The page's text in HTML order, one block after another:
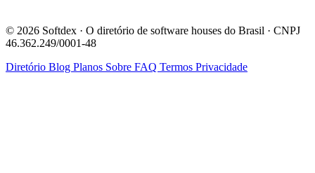
© 2026 Softdex · O diretório de software houses do Brasil · CNPJ
46.362.249/0001-48
Diretório Blog Planos Sobre FAQ Termos Privacidade